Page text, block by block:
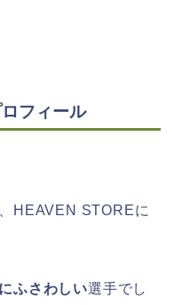
フィール
HEAVEN STOREに
ふさわしい選手でし